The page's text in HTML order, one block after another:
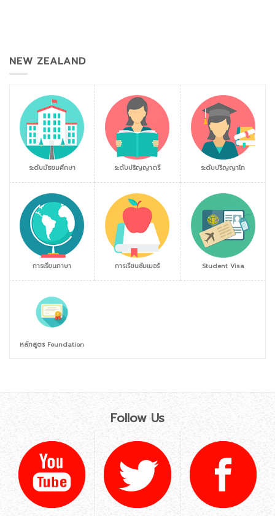
NEW ZEALAND
ระดับมัธยมศึกษา ระดับปริญญาตรี ระดับปริญญาโท
การเรียนภาษา การเรียนซัมเมอร์ Student Visa
หลักสูตร Foundation
Follow Us